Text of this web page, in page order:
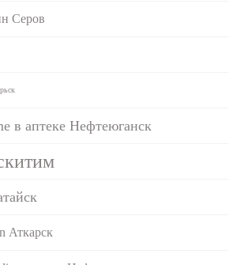
Серов
в аптеке Нефтеюганск
Аткарск